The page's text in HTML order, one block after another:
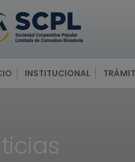
INSTITUCIONAL